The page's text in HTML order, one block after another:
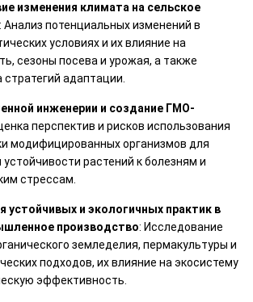
изменения климата на сельское
: Анализ потенциальных изменений в
условиях и их влияние на
сезоны посева и урожая, а также
стратегий адаптации.
инженерии и создание ГМО-
перспектив и рисков использования
модифицированных организмов для
растений к болезням и
стрессам.
устойчивых и экологичных практик в
производство: Исследование
земледелия, пермакультуры и
подходов, их влияние на экосистему
эффективность.